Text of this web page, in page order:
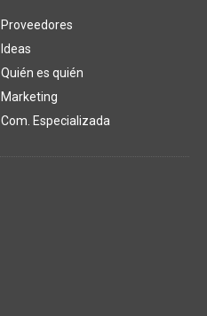
Proveedores
Ideas
Quién es quién
Marketing
Com. Especializada